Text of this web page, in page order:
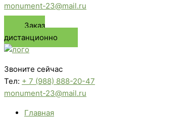
monument-23@mail.ru
Заказ
дистанционно
Звоните сейчас
Тел: + 7 (988) 888-20-47
monument-23@mail.ru
Главная